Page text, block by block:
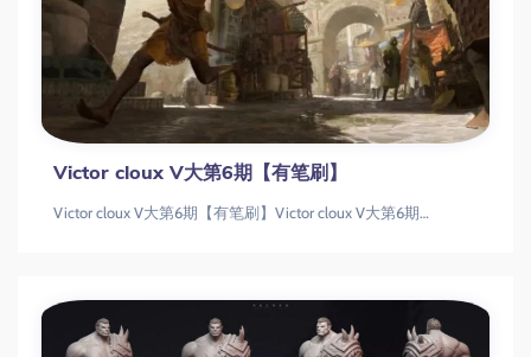
Victor cloux V大第6期【有笔刷】
Victor cloux V大第6期【有笔刷】Victor cloux V大第6期【有笔刷】